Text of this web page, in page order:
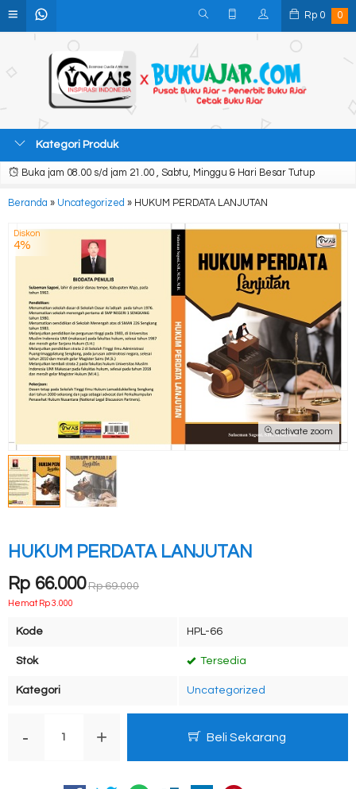
Rp 0 0
Kategori Produk
Buka jam 08.00 s/d jam 21.00 , Sabtu, Minggu & Hari Besar Tutup
Beranda » Uncategorized » HUKUM PERDATA LANJUTAN
activate zoom
Diskon
4%
HUKUM PERDATA LANJUTAN
Rp 66.000 Rp 69.000
Hemat Rp 3.000
Kode HPL-66
Stok Tersedia
Kategori Uncategorized
- + Beli Sekarang